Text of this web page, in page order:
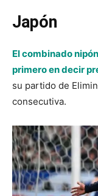
Japón
El combinado
primero en decir
su partido de
consecutiva.